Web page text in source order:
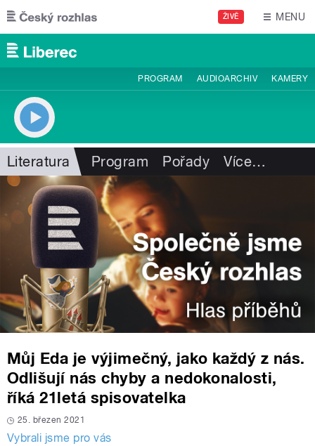
Přejít k hlavnímu obsahu
ŽIVĚ MENU
PROGRAM AUDIOARCHIV KAMERY
Literatura Program Pořady Více…
Můj Eda je výjimečný, jako každý z nás.
Odlišují nás chyby a nedokonalosti,
říká 21letá spisovatelka
25. březen 2021
Vybrali jsme pro vás